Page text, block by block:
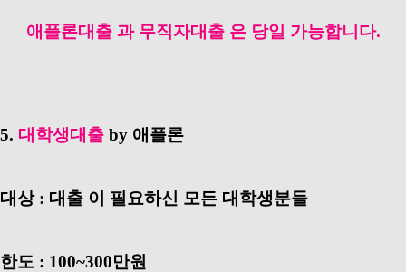
애플론대출 과 무직자대출 은 당일 가능합니다.
5. 대학생대출 by 애플론
대상 : 대출 이 필요하신 모든 대학생분들
한도 : 100~300만원